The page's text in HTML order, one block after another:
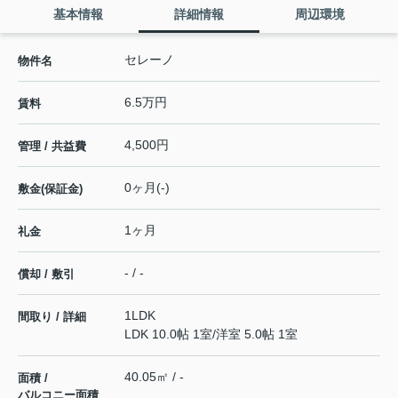
基本情報 詳細情報 周辺環境
物件名 セレーノ
賃料 6.5万円
管理 / 共益費 4,500円
敷金(保証金) 0ヶ月(-)
礼金 1ヶ月
償却 / 敷引 - / -
間取り / 詳細
1LDK
LDK 10.0帖 1室/洋室 5.0帖 1室
面積 /
バルコニー面積
40.05㎡ / -